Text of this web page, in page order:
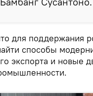
для поддержания
способы
экспорта и новые